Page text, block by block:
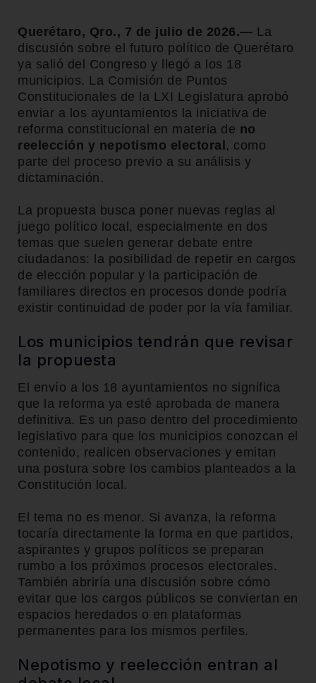
Querétaro, Qro., 7 de julio de 2026.— La
discusión sobre el futuro político de Querétaro
ya salió del Congreso y llegó a los 18
municipios. La Comisión de Puntos
Constitucionales de la LXI Legislatura aprobó
enviar a los ayuntamientos la iniciativa de
reforma constitucional en materia de no
reelección y nepotismo electoral , como
parte del proceso previo a su análisis y
dictaminación.
La propuesta busca poner nuevas reglas al
juego político local, especialmente en dos
temas que suelen generar debate entre
ciudadanos: la posibilidad de repetir en cargos
de elección popular y la participación de
familiares directos en procesos donde podría
existir continuidad de poder por la vía familiar.
Los municipios tendrán que revisar
la propuesta
El envío a los 18 ayuntamientos no significa
que la reforma ya esté aprobada de manera
definitiva. Es un paso dentro del procedimiento
legislativo para que los municipios conozcan el
contenido, realicen observaciones y emitan
una postura sobre los cambios planteados a la
Constitución local.
El tema no es menor. Si avanza, la reforma
tocaría directamente la forma en que partidos,
aspirantes y grupos políticos se preparan
rumbo a los próximos procesos electorales.
También abriría una discusión sobre cómo
evitar que los cargos públicos se conviertan en
espacios heredados o en plataformas
permanentes para los mismos perfiles.
Nepotismo y reelección entran al